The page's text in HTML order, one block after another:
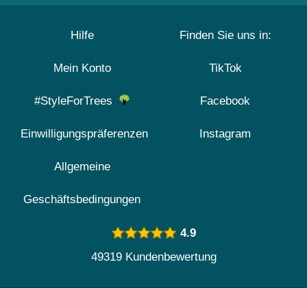
Hilfe
Mein Konto
#StyleForTrees
Einwilligungspräferenzen
Allgemeine
Geschäftsbedingungen
Finden Sie uns in:
TikTok
Facebook
Instagram
4.9
49319 Kundenbewertung